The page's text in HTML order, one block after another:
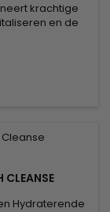
krachtige
en de
bekend om zijn
van de
versnellen.
en geeft
CLEANSE
Hydraterende